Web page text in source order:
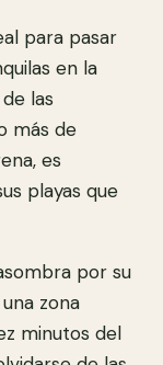
para pasar
en la
las
más de
es
playas que
por su
zona
minutos del